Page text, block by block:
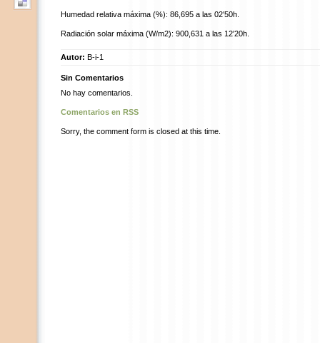
Humedad relativa máxima (%): 86,695 a las 02′50h.
Radiación solar máxima (W/m2): 900,631 a las 12′20h.
Autor: B-i-1
Sin Comentarios
No hay comentarios.
Comentarios en RSS
Sorry, the comment form is closed at this time.